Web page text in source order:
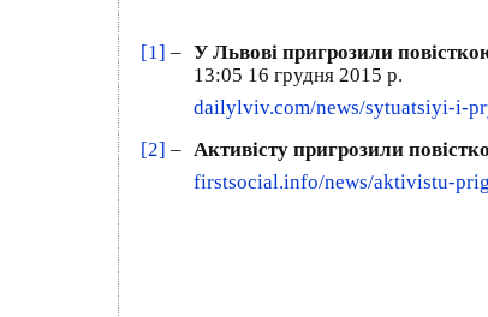
[1] – У Львові пригрозили
13:05 16 грудня 2015 р.
dailylviv.com/news/sytuatsiyi-i-
[2] – Активісту пригрозили
firstsocial.info/news/aktivistu-